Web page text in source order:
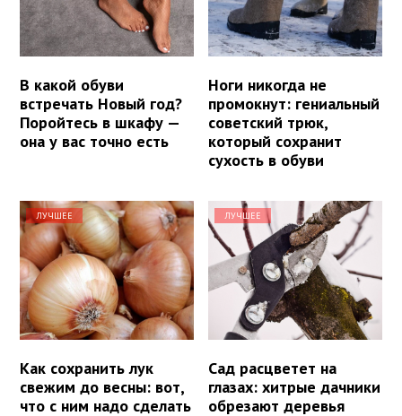
В какой обуви
встречать Новый год?
Поройтесь в шкафу —
она у вас точно есть
Ноги никогда не
промокнут: гениальный
советский трюк,
который сохранит
сухость в обуви
ЛУЧШЕЕ
Как сохранить лук
свежим до весны: вот,
что с ним надо сделать
ЛУЧШЕЕ
Сад расцветет на
глазах: хитрые дачники
обрезают деревья